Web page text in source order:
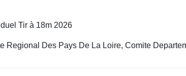
Tir à 18m 2026
Regional Des Pays De La Loire, Comite